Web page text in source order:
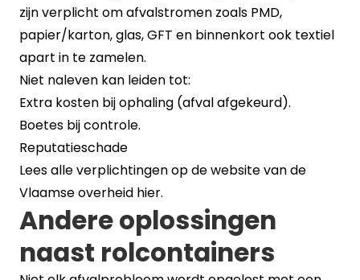
zijn verplicht om afvalstromen zoals PMD,
papier/karton, glas, GFT en binnenkort ook textiel
apart in te zamelen.
Niet naleven kan leiden tot:
Extra kosten bij ophaling (afval afgekeurd).
Boetes bij controle.
Reputatieschade
Lees alle verplichtingen op de website van de
Vlaamse overheid hier.
Andere oplossingen
naast rolcontainers